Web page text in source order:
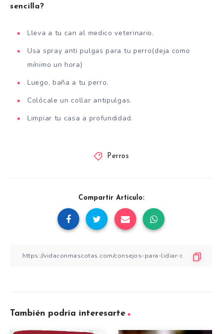
sencilla?
Lleva a tu can al medico veterinario.
Usa spray anti pulgas para tu perro(deja como
mínimo un hora)
Luego, baña a tu perro.
Colócale un collar antipulgas.
Limpiar tu casa a profundidad.
Perros
Compartir Artículo:
También podría interesarte